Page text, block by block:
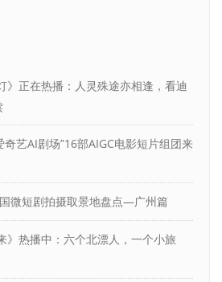
》正在热播：人灵殊途亦相逢，看迪
艺AI剧场”16部AIGC电影短片组团来
微短剧拍摄取景地盘点—广州篇
》热播中：六个北漂人，一个小旅